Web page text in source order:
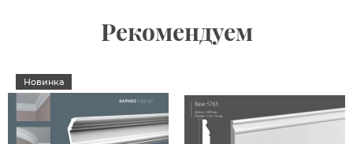
Рекомендуем
Новинка